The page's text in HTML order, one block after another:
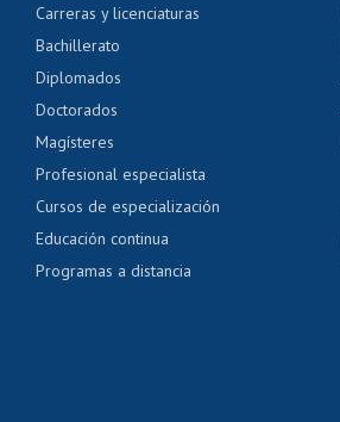
Carreras y licenciaturas
Bachillerato
Diplomados
Doctorados
Magísteres
Profesional especialista
Cursos de especialización
Educación continua
Programas a distancia